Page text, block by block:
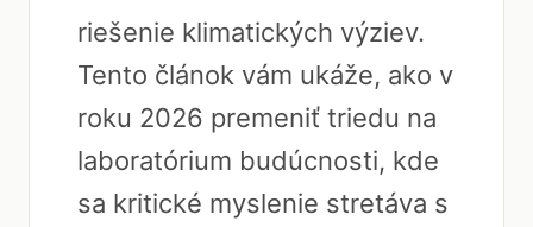
riešenie klimatických výziev.
Tento článok vám ukáže, ako v
roku 2026 premeniť triedu na
laboratórium budúcnosti, kde
sa kritické myslenie stretáva s